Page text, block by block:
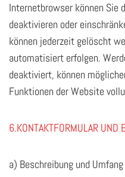
Internetbrowser können Sie
deaktivieren oder
können jederzeit gelöscht
automatisiert erfolgen.
deaktiviert, können
Funktionen der Website
6.KONTAKTFORMULAR UND
a) Beschreibung und